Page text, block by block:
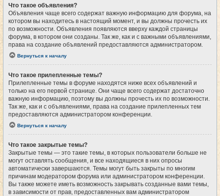
Что такое объявления?
Объявления чаще всего содержат важную информацию для форума, на
котором вы находитесь в настоящий момент, и вы должны прочесть их
по возможности. Объявления появляются вверху каждой страницы
форума, в котором они созданы. Так же, как и с важными объявлениями,
права на создание объявлений предоставляются администратором.
Вернуться к началу
Что такое прилепленные темы?
Прилепленные темы в форуме находятся ниже всех объявлений и
только на его первой странице. Они чаще всего содержат достаточно
важную информацию, поэтому вы должны прочесть их по возможности.
Так же, как и с объявлениями, права на создание прилепленных тем
предоставляются администратором конференции.
Вернуться к началу
Что такое закрытые темы?
Закрытые темы — это такие темы, в которых пользователи больше не
могут оставлять сообщения, и все находящиеся в них опросы
автоматически завершаются. Темы могут быть закрыты по многим
причинам модератором форума или администратором конференции.
Вы также можете иметь возможность закрывать созданные вами темы,
в зависимости от прав, предоставленных вам администратором